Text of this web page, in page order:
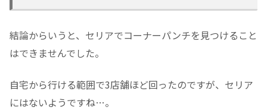
結論からいうと、セリアでコーナーパンチを見つけること
はできませんでした。
自宅から行ける範囲で3店舗ほど回ったのですが、セリア
にはないようですね…。